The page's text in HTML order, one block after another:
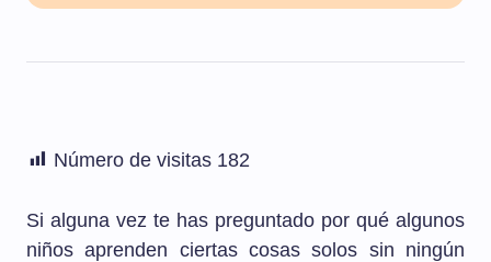
Número de visitas 182
Si alguna vez te has preguntado por qué algunos
niños aprenden ciertas cosas solos sin ningún